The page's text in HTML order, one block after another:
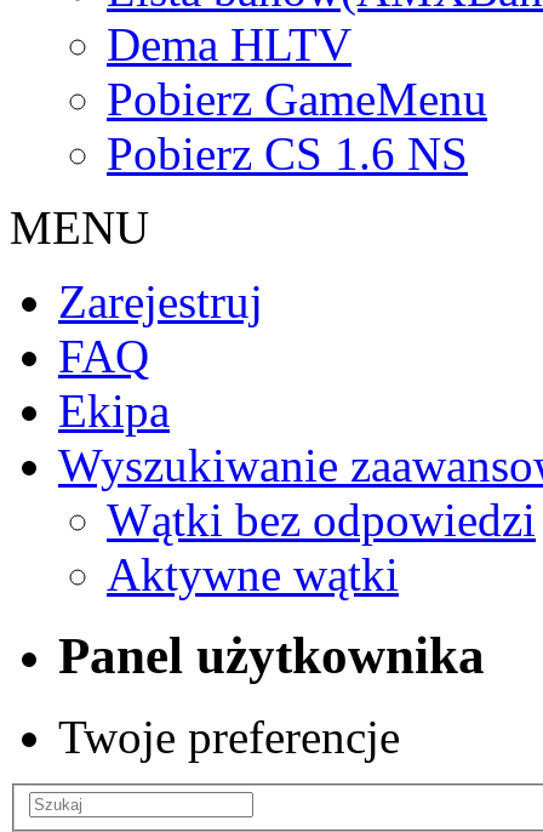
Dema HLTV
Pobierz GameMenu
Pobierz CS 1.6 NS
MENU
Zarejestruj
FAQ
Ekipa
Wyszukiwanie
Wątki bez odpowiedzi
Aktywne wątki
Panel użytkownika
Twoje preferencje